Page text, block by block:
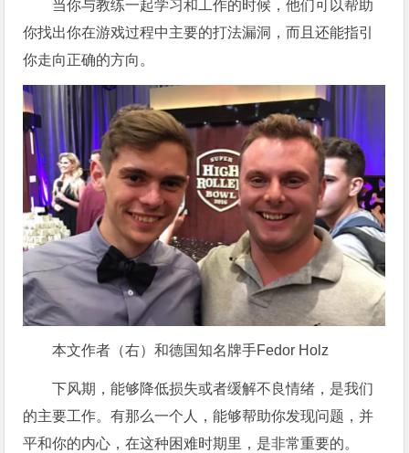
当你与教练一起学习和工作的时候，他们可以帮助
你找出你在游戏过程中主要的打法漏洞，而且还能指引
你走向正确的方向。
本文作者（右）和德国知名牌手Fedor Holz
下风期，能够降低损失或者缓解不良情绪，是我们
的主要工作。有那么一个人，能够帮助你发现问题，并
平和你的内心，在这种困难时期里，是非常重要的。